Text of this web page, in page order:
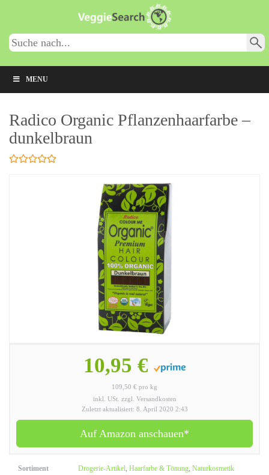
content
MENU
Radico Organic Pflanzenhaarfarbe –
dunkelbraun
10,95 €
109,50 € pro kg
inkl. USt. zzgl. Versandkosten
Zuletzt aktualisiert: 8. April 2020 2:43
Auf Amazon anschauen*
Sortiment Drogerie-Artikel, Haarfarbe & Tönung, Naturkosmetik